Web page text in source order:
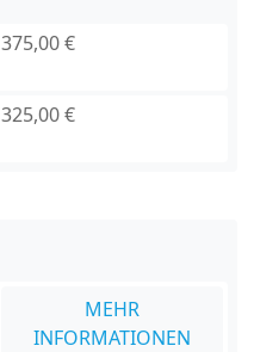
375,00 €
325,00 €
MEHR
INFORMATIONEN